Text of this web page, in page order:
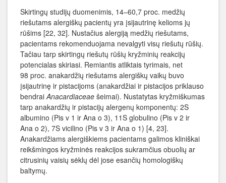
Skirtingų studijų duomenimis, 14–60,7 proc. medžių
riešutams alergiškų pacientų yra įsijautrinę kelioms jų
rūšims [22, 32]. Nustačius alergiją medžių riešutams,
pacientams rekomenduojama nevalgyti visų riešutų rūšių.
Tačiau tarp skirtingų riešutų rūšių kryžminių reakcijų
potencialas skiriasi. Remiantis atliktais tyrimais, net
98 proc. anakardžių riešutams alergiškų vaikų buvo
įsijautrinę ir pistacijoms (anakardžiai ir pistacijos priklauso
bendraiAnacardiaceae šeimai). Nustatytas kryžmiškumas
tarp anakardžių ir pistacijų alergenų komponentų: 2S
albumino (Pis v 1 ir Ana o 3), 11S globulino (Pis v 2 ir
Ana o 2), 7S vicilino (Pis v 3 ir Ana o 1) [4, 23].
Anakardžiams alergiškiems pacientams galimos kliniškai
reikšmingos kryžminės reakcijos sukramčius obuolių ar
citrusinių vaisių sėklų dėl jose esančių homologiškų
baltymų.